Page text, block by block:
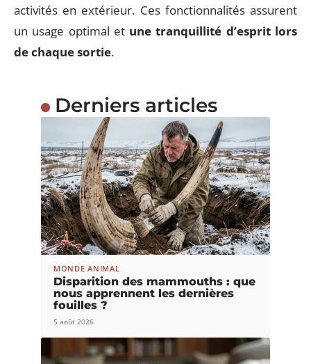
activités en extérieur. Ces fonctionnalités assurent
un usage optimal etune tranquillité d’esprit lors
de chaque sortie.
Derniers articles
MONDE ANIMAL
Disparition des mammouths : que
nous apprennent les dernières
fouilles ?
5 août 2026